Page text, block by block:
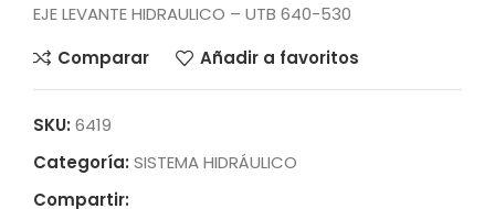
EJE LEVANTE HIDRAULICO – UTB 640-530
Comparar
Añadir a favoritos
SKU: 6419
Categoría: SISTEMA HIDRÁULICO
Compartir: